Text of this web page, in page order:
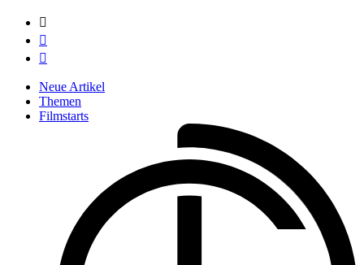



Neue Artikel
Themen
Filmstarts